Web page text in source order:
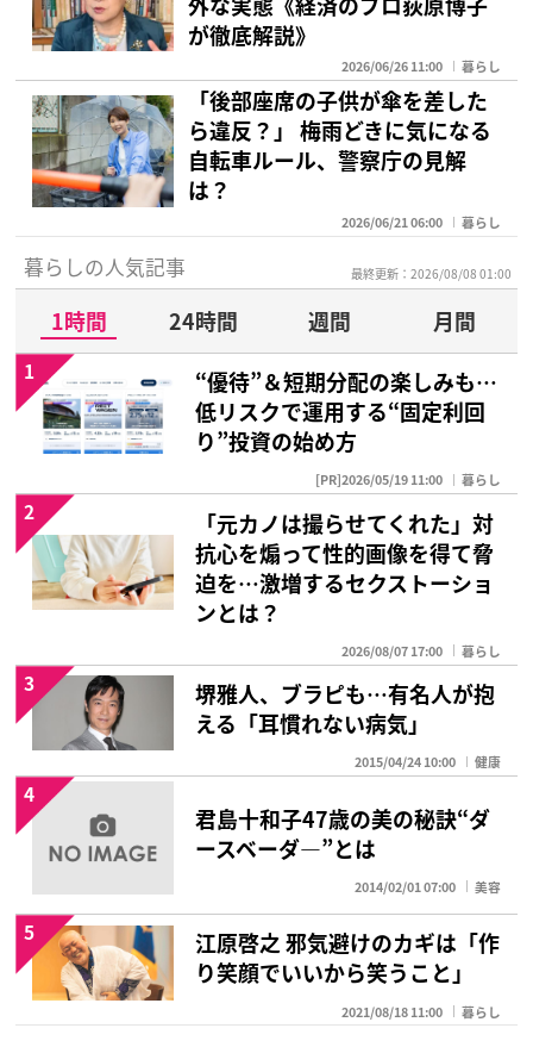
が徹底解説》
2026/06/26 11:00 暮らし
「後部座席の子供が傘を差した
ら違反？」 梅雨どきに気になる
自転車ルール、警察庁の見解
は？
2026/06/21 06:00 暮らし
暮らしの人気記事 最終更新：2026/08/08 01:00
1時間 24時間 週間
月間
“優待”＆短期分配の楽しみも…
低リスクで運用する“固定利回
り”投資の始め方
[PR]2026/05/19 11:00 暮らし
1
「元カノは撮らせてくれた」対
抗心を煽って性的画像を得て脅
迫を…激増するセクストーショ
ンとは？
2026/08/07 17:00 暮らし
2
堺雅人、ブラピも…有名人が抱
える「耳慣れない病気」
2015/04/24 10:00 健康
3
君島十和子47歳の美の秘訣“ダ
ースベーダ―”とは
2014/02/01 07:00 美容
4
江原啓之 邪気避けのカギは「作
り笑顔でいいから笑うこと」
2021/08/18 11:00 暮らし
5